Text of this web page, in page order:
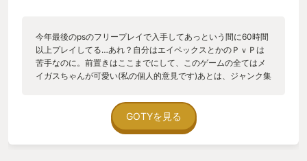
今年最後のpsのフリープレイで入手してあっという間に60時間
以上プレイしてる…あれ？自分はエイペックスとかのＰｖＰは
苦手なのに。前置きはここまでにして、このゲームの全てはメ
イガスちゃんが可愛い(私の個人的意見です)あとは、ジャンク集
ある程度心に余裕を持って行動出来る。だが、不意の落水！盗
賊団の奇襲で何度コントローラーを投げようとした事か。ひた
すら素材集めしてやっと手に入れた高性能なクレイドルを落水
GOTYを見る